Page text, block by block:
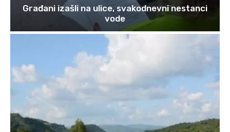
Građani izašli na ulice, svakodnevni nestanci
vode